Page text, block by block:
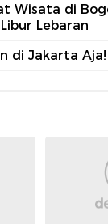
Wisata di
Lebaran
di Jakarta Aja!